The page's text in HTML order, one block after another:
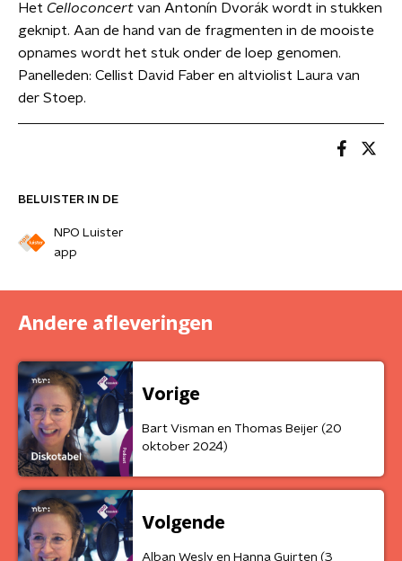
BELUISTER IN DE
NPO Luister
app
Het Celloconcert van Antonín Dvorák wordt in stukken
geknipt. Aan de hand van de fragmenten in de mooiste
opnames wordt het stuk onder de loep genomen.
Panelleden: Cellist David Faber en altviolist Laura van
der Stoep.
Andere afleveringen
Vorige
Bart Visman en Thomas Beijer (20
oktober 2024)
Volgende
Alban Wesly en Hanna Guirten (3